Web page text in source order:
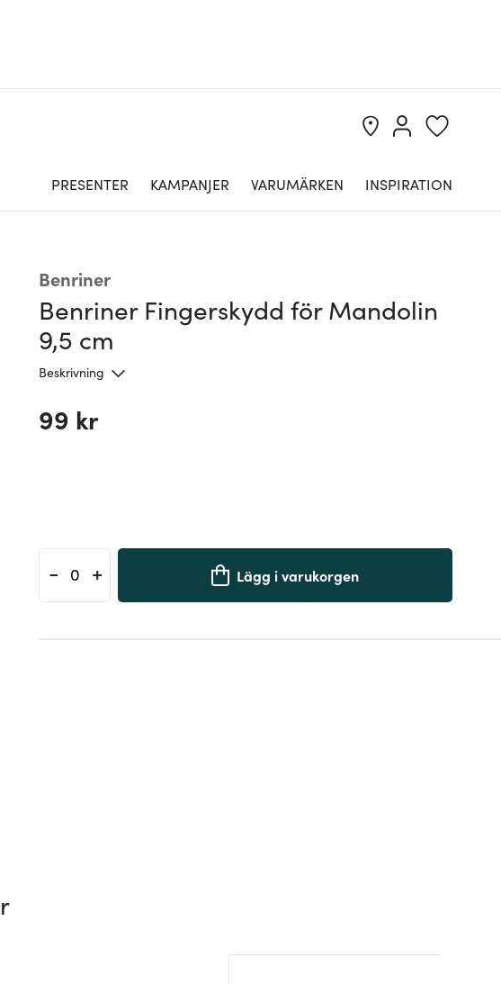
PRESENTER KAMPANJER VARUMÄRKEN INSPIRATION
Benriner
Benriner Fingerskydd för Mandolin
9,5 cm
Beskrivning
99 kr
- + Lägg i varukorgen